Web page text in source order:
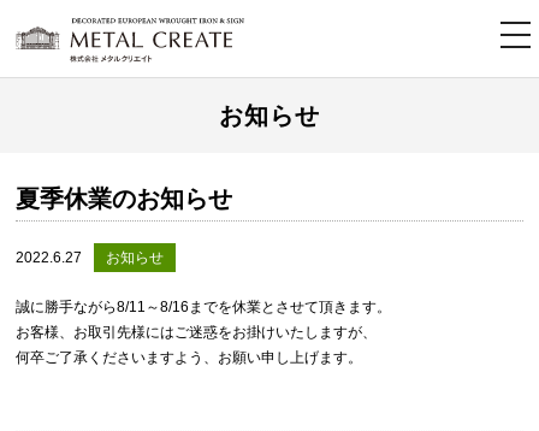
お知らせ
夏季休業のお知らせ
2022.6.27 お知らせ
誠に勝手ながら8/11～8/16までを休業とさせて頂きます。
お客様、お取引先様にはご迷惑をお掛けいたしますが、
何卒ご了承くださいますよう、お願い申し上げます。